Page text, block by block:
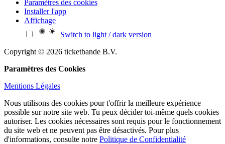
Paramètres des cookies
Installer l'app
Affichage
Switch to light / dark version
Copyright © 2026 ticketbande B.V.
Paramètres des Cookies
Mentions Légales
Nous utilisons des cookies pour t'offrir la meilleure expérience
possible sur notre site web. Tu peux décider toi-même quels cookies
autoriser. Les cookies nécessaires sont requis pour le fonctionnement
du site web et ne peuvent pas être désactivés. Pour plus
d'informations, consulte notre Politique de Confidentialité